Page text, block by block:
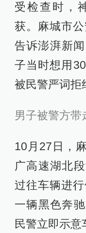
受检查时，
获。麻城市
告诉澎湃新
子当时想用
被民警严词拒
男子被警方带
10月27日，
广高速湖北
过往车辆进
一辆黑色奔
民警立即示意